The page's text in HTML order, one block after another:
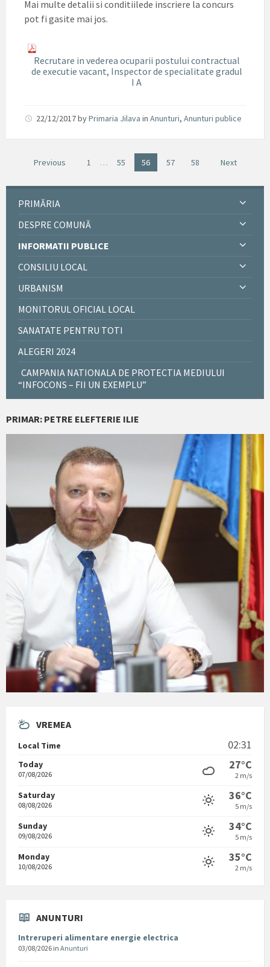
Mai multe detalii si conditiilede inscriere la concurs
pot fi gasite mai jos.
Recrutare in vederea ocuparii postului contractual
de executie vacant, Inspector de specialitate gradul
I A
22/12/2017byPrimaria Jilava in Anunturi, Anunturi publice
Previous 1 … 55 56 57 58 Next
PRIMĂRIA
DESPRE COMUNĂ
INFORMATII PUBLICE
CONSILIU LOCAL
URBANISM
MONITORUL OFICIAL LOCAL
SANATATE PENTRU TOTI
ALEGERI 2024
CAMPANIA NATIONALA DE PROTECTIA MEDIULUI
“INFOCONS – FII UN EXEMPLU”
PRIMAR: PETRE ELEFTERIE ILIE
VREMEA
Local Time 02:31
Today
07/08/2026
27°C
2 m/s
Saturday
08/08/2026
36°C
5 m/s
Sunday
09/08/2026
34°C
5 m/s
Monday
10/08/2026
35°C
2 m/s
ANUNTURI
Intreruperi alimentare energie electrica
03/08/2026 in Anunturi